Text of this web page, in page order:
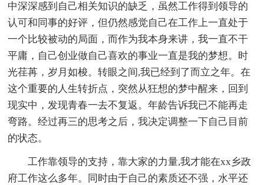
中深深感到自己相关知识的缺乏，虽然工作得到领导的
认可和同事的好评，但仍然感觉自己在工作上一直处于
一个比较被动的局面，而作为我本身来讲，我一直不干
平庸，自己创业做自己喜欢的事业一直是我的梦想。时
光荏苒，岁月如梭。转眼之间,我已经到了而立之年。在
这个重要的人生转折点，突然从狂想的梦中醒来，回到
现实中，发现青春一去不复返。年龄告诉我已不能再走
弯路。经过再三的思考之后，我决定调整一下自己目前
的状态。
工作靠领导的支持，靠大家的力量,我才能在xx乡政
府工作这么多年。同时由于自己的素质还不强，水平还